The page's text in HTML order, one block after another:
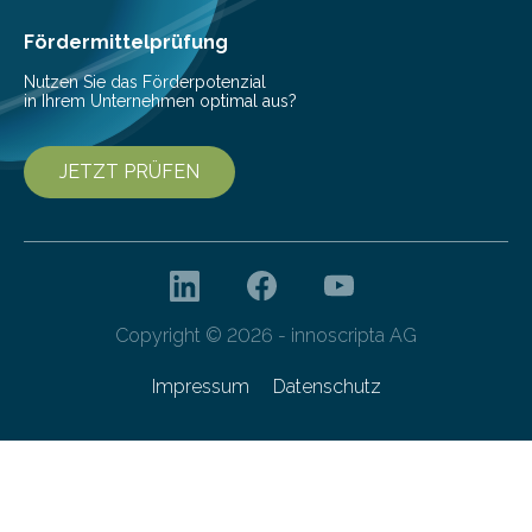
Gebäudetechnik und Hochbau (alle TU Graz) sowie
rosenfelder & höfler…
Fördermittelprüfung
Nutzen Sie das Förderpotenzial
in Ihrem Unternehmen optimal aus?
JETZT PRÜFEN
Copyright © 2026 - innoscripta AG
Impressum Datenschutz